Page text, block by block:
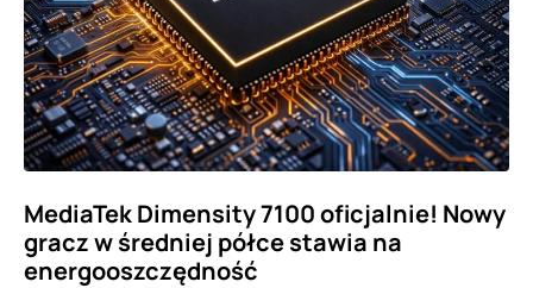
MediaTek Dimensity 7100 oficjalnie! Nowy
gracz w średniej półce stawia na
energooszczędność